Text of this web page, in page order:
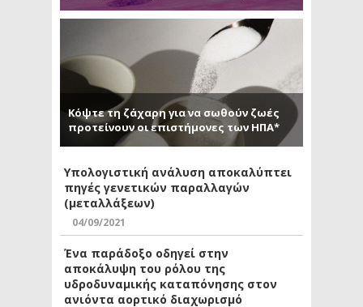
Κόψτε τη ζάχαρη για να σωθούν ζωές
προτείνουν οι επιστήμονες των ΗΠΑ*
Υπολογιστική ανάλυση αποκαλύπτει
πηγές γενετικών παραλλαγών
(μεταλλάξεων)
04/09/2021
Ένα παράδοξο οδηγεί στην
αποκάλυψη του ρόλου της
υδροδυναμικής καταπόνησης στον
ανιόντα αορτικό διαχωρισμό